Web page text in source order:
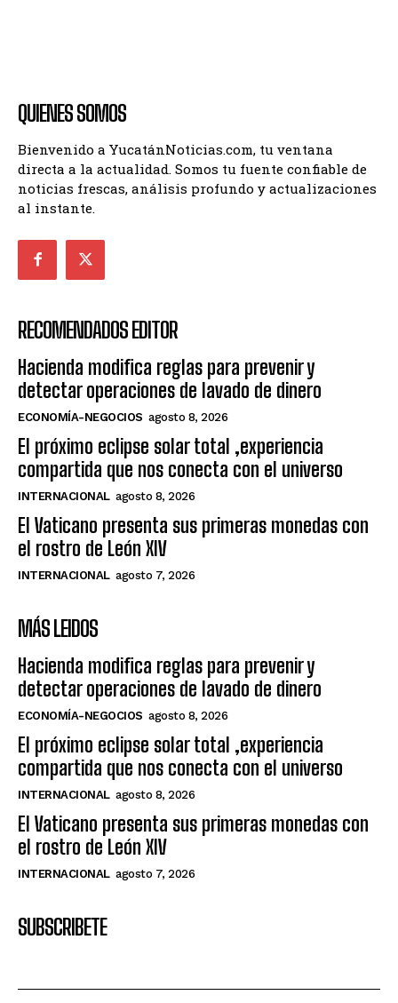
QUIENES SOMOS
Bienvenido a YucatánNoticias.com, tu ventana
directa a la actualidad. Somos tu fuente confiable de
noticias frescas, análisis profundo y actualizaciones
al instante.
RECOMENDADOS EDITOR
Hacienda modifica reglas para prevenir y
detectar operaciones de lavado de dinero
ECONOMÍA-NEGOCIOS agosto 8, 2026
El próximo eclipse solar total ,experiencia
compartida que nos conecta con el universo
INTERNACIONAL agosto 8, 2026
El Vaticano presenta sus primeras monedas con
el rostro de León XIV
INTERNACIONAL agosto 7, 2026
MÁS LEIDOS
Hacienda modifica reglas para prevenir y
detectar operaciones de lavado de dinero
ECONOMÍA-NEGOCIOS agosto 8, 2026
El próximo eclipse solar total ,experiencia
compartida que nos conecta con el universo
INTERNACIONAL agosto 8, 2026
El Vaticano presenta sus primeras monedas con
el rostro de León XIV
INTERNACIONAL agosto 7, 2026
SUBSCRIBETE